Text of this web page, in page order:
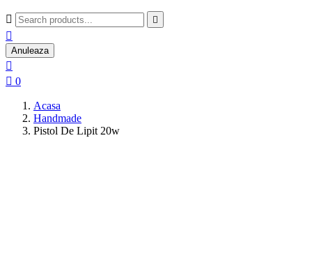
 

Anuleaza

 0
Acasa
Handmade
Pistol De Lipit 20w